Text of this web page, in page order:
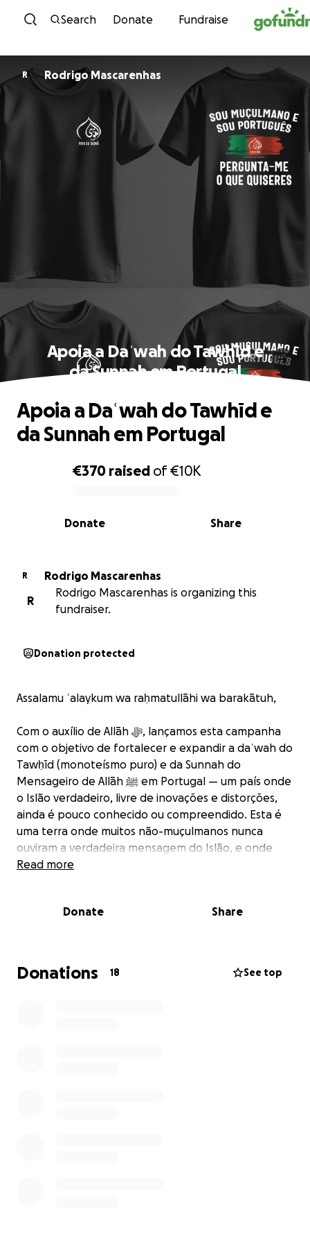
Skip to content
Search Donate Fundraise
R Rodrigo Mascarenhas
Apoia a Daʿwah do Tawhīd e
da Sunnah em Portugal
0% complete
€370 raised of€10K
Share
Donate
Apoia a Daʿwah do Tawhīd e
da Sunnah em Portugal
R
Rodrigo Mascarenhas
R
Rodrigo Mascarenhas is organizing this
fundraiser.
Donation protected
Assalamu ʿalaykum wa raḥmatullāhi wa barakātuh,
Com o auxílio de Allāh ﷻ, lançamos esta campanha
com o objetivo de fortalecer e expandir a daʿwah do
Tawḥīd (monoteísmo puro) e da Sunnah do
Mensageiro de Allāh ﷺ em Portugal — um país onde
o Islão verdadeiro, livre de inovações e distorções,
ainda é pouco conhecido ou compreendido. Esta é
uma terra onde muitos não-muçulmanos nunca
ouviram a verdadeira mensagem do Islão, e onde
muitos muçulmanos nasceram sem aprender o que é
"Chama para o caminho do teu Senhor com
Sūrah an-Naḥl, 16:125
Read more
Donate Share
Donations 18 See top